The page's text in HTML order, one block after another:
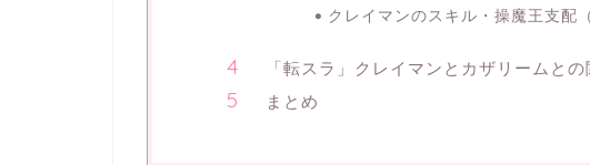
クレイマンのスキル・操魔王支配
「転スラ」クレイマンとカザリームとの
まとめ